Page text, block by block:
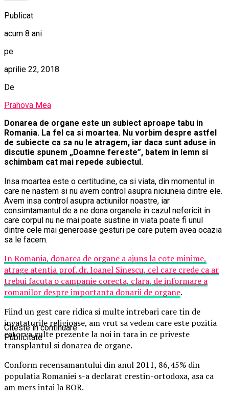
Publicat
acum 8 ani
pe
aprilie 22, 2018
De
Prahova Mea
Donarea de organe este un subiect aproape tabu in
Romania. La fel ca si moartea. Nu vorbim despre astfel
de subiecte ca sa nu le atragem, iar daca sunt aduse in
discutie spunem „Doamne fereste”, batem in lemn si
schimbam cat mai repede subiectul.
Insa moartea este o certitudine, ca si viata, din momentul in
care ne nastem si nu avem control asupra niciuneia dintre ele.
Avem insa control asupra actiunilor noastre, iar
consimtamantul de a ne dona organele in cazul nefericit in
care corpul nu ne mai poate sustine in viata poate fi unul
dintre cele mai generoase gesturi pe care putem avea ocazia
sa le facem.
In Romania, donarea de organe a ajuns la cote minime,
atrage atentia prof. dr. Ioanel Sinescu, cel care crede ca ar
trebui facuta o campanie corecta, clara, de informare a
romanilor despre importanta donarii de organe.
Fiind un gest care ridica si multe intrebari care tin de
invataturile religioase, am vrut sa vedem care este pozitia
catorva culte prezente la noi in tara in ce priveste
transplantul si donarea de organe.
Conform recensamantului din anul 2011, 86,45% din
populatia Romaniei s-a declarat crestin-ortodoxa, asa ca
am mers intai la BOR.
Citeste in continuare
Publicitate